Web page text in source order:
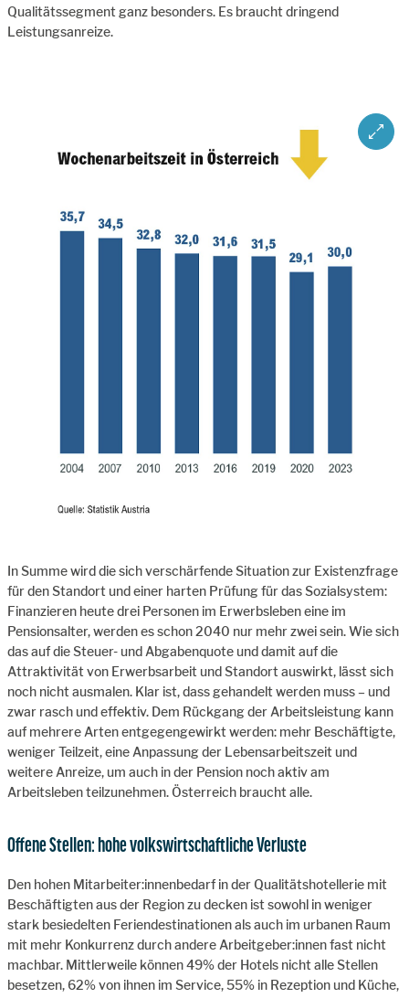
Qualitätssegment ganz besonders. Es braucht dringend
Leistungsanreize.
ZOOM
In Summe wird die sich verschärfende Situation zur Existenzfrage
für den Standort und einer harten Prüfung für das Sozialsystem:
Finanzieren heute drei Personen im Erwerbsleben eine im
Pensionsalter, werden es schon 2040 nur mehr zwei sein. Wie sich
das auf die Steuer- und Abgabenquote und damit auf die
Attraktivität von Erwerbsarbeit und Standort auswirkt, lässt sich
noch nicht ausmalen. Klar ist, dass gehandelt werden muss – und
zwar rasch und effektiv. Dem Rückgang der Arbeitsleistung kann
auf mehrere Arten entgegengewirkt werden: mehr Beschäftigte,
weniger Teilzeit, eine Anpassung der Lebensarbeitszeit und
weitere Anreize, um auch in der Pension noch aktiv am
Arbeitsleben teilzunehmen. Österreich braucht alle.
Offene Stellen: hohe volkswirtschaftliche Verluste
Den hohen Mitarbeiter:innenbedarf in der Qualitätshotellerie mit
Beschäftigten aus der Region zu decken ist sowohl in weniger
stark besiedelten Feriendestinationen als auch im urbanen Raum
mit mehr Konkurrenz durch andere Arbeitgeber:innen fast nicht
machbar. Mittlerweile können 49% der Hotels nicht alle Stellen
besetzen, 62% von ihnen im Service, 55% in Rezeption und Küche,